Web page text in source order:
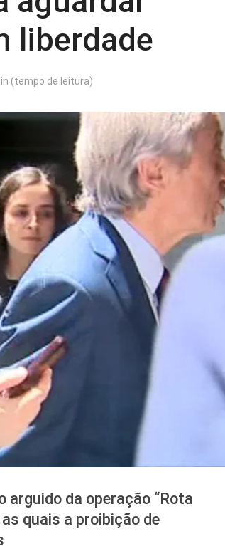
liberdade
(tempo de leitura)
arguido da operação “Rota
quais a proibição de